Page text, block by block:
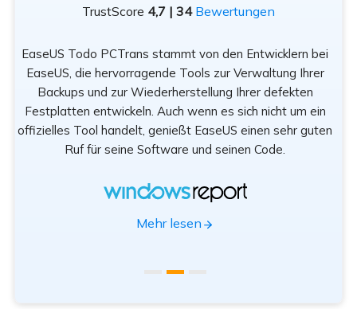
TrustScore 4,7 | 34 Bewertungen
EaseUS Todo PCTrans stammt von den Entwicklern bei
EaseUS, die hervorragende Tools zur Verwaltung Ihrer
Backups und zur Wiederherstellung Ihrer defekten
Festplatten entwickeln. Auch wenn es sich nicht um ein
offizielles Tool handelt, genießt EaseUS einen sehr guten
Ruf für seine Software und seinen Code.
Mehr lesen